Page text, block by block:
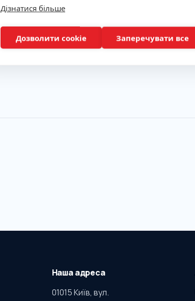
Дізнатися більше
Дозволити cookie Заперечувати все
Підготовка
Наша адреса
01015 Київ, вул.